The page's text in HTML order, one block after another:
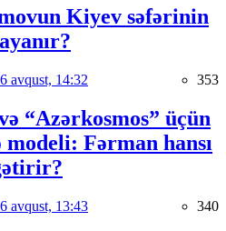
Kiyev səfərinin
avqust, 14:32 353
“Azərkosmos” üçün
Fərman hansı
avqust, 13:43 340